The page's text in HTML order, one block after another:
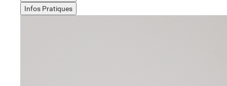
Infos Pratiques